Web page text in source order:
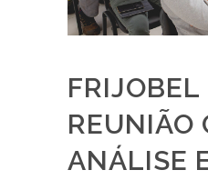
REUNIÃO
ANÁLISE